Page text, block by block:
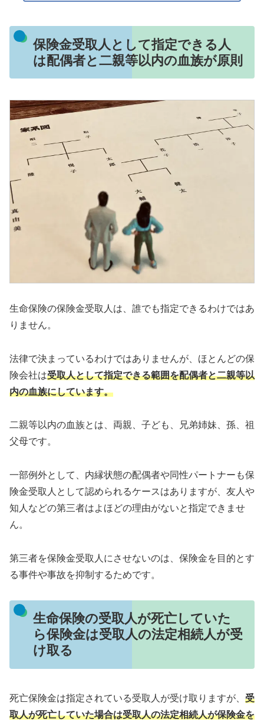
保険金受取人として指定できる人
は配偶者と二親等以内の血族が原則
生命保険の保険金受取人は、誰でも指定できるわけではあ
りません。
法律で決まっているわけではありませんが、ほとんどの保
険会社は受取人として指定できる範囲を配偶者と二親等以
内の血族にしています。
二親等以内の血族とは、両親、子ども、兄弟姉妹、孫、祖
父母です。
一部例外として、内縁状態の配偶者や同性パートナーも保
険金受取人として認められるケースはありますが、友人や
知人などの第三者はよほどの理由がないと指定できませ
ん。
第三者を保険金受取人にさせないのは、保険金を目的とす
る事件や事故を抑制するためです。
生命保険の受取人が死亡していた
ら保険金は受取人の法定相続人が受
け取る
死亡保険金は指定されている受取人が受け取りますが、 受
取人が死亡していた場合は受取人の法定相続人が保険金を